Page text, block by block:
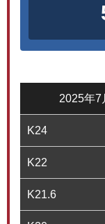
2025年7
K24
K22
K21.6